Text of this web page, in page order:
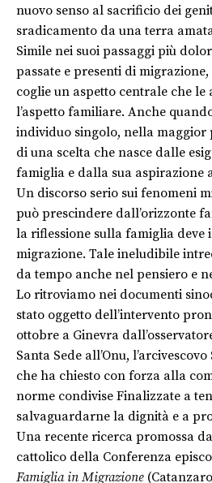
nuovo senso al sacrificio dei
sradicamento da una terra
Simile nei suoi passaggi più
passate e presenti di
coglie un aspetto centrale che le
l’aspetto familiare. Anche
individuo singolo, nella maggior
di una scelta che nasce dalle
famiglia e dalla sua aspirazione
Un discorso serio sui fenomeni
può prescindere dall’orizzonte
la riflessione sulla famiglia deve
migrazione. Tale ineludibile
da tempo anche nel pensiero e
Lo ritroviamo nei documenti
stato oggetto dell’intervento
ottobre a Ginevra
Santa Sede all’Onu,
che ha chiesto con forza alla
norme condivise Finalizzate a
salvaguardarne la dignità e a
Una recente ricerca promossa
cattolico della Conferenza
Famiglia in Migrazione